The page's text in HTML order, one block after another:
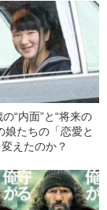
“内面”と“将来の
たちの「恋愛と
えたのか？